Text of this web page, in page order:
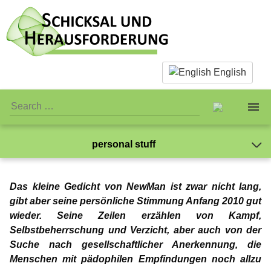
English
The Team
Standards
Association
Facts & Infos
What is actually paedophilia?
Why we reject sex with children
Personal Stuff
Jay-Jay
Publicity
Das kleine Gedicht von NewMan ist zwar nicht lang,
gibt aber seine persönliche Stimmung Anfang 2010 gut
wieder. Seine Zeilen erzählen von Kampf,
Selbstbeherrschung und Verzicht, aber auch von der
Suche nach gesellschaftlicher Anerkennung, die
Menschen mit pädophilen Empfindungen noch allzu
personal stuff
Mein Leben mit der Pädophilie
Was hat mir die Therapie gebracht?
Ich kann ausschließlich Kinder lieben
Gabriel
Mein Name sei Gabriel
NewMan
Meine „Feuerprobe“
Marco